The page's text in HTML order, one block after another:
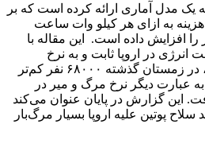
یک مدل آماری ارائه کرده است‌ که بر
افزایش هزینه به ازای هر کیلو وات ساعت
و میر را افزایش داده است. این مقاله با
انرژی در اروپا ثابت و به نرخ
زمستان ۲۰۲۰ باقی می‌ماند، در زمستان گذشته ۶۸۰۰۰ نفر کم‌تر
به عبارت دیگر نرخ مرگ و میر در
این گزارش در پایان عنوان می‌کند
پوتین علیه اروپا بسیار مرگ‌بار